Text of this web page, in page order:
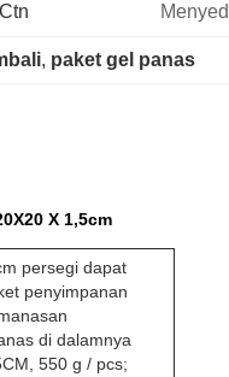
, paket gel panas
X 1,5cm
persegi dapat
penyimpanan
di dalamnya
550 g / pcs;